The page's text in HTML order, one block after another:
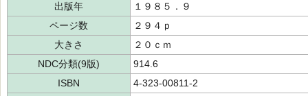
出版年
１９８５．９
ページ数
２９４ｐ
大きさ
２０ｃｍ
NDC分類(9版)
914.6
ISBN
4-323-00811-2